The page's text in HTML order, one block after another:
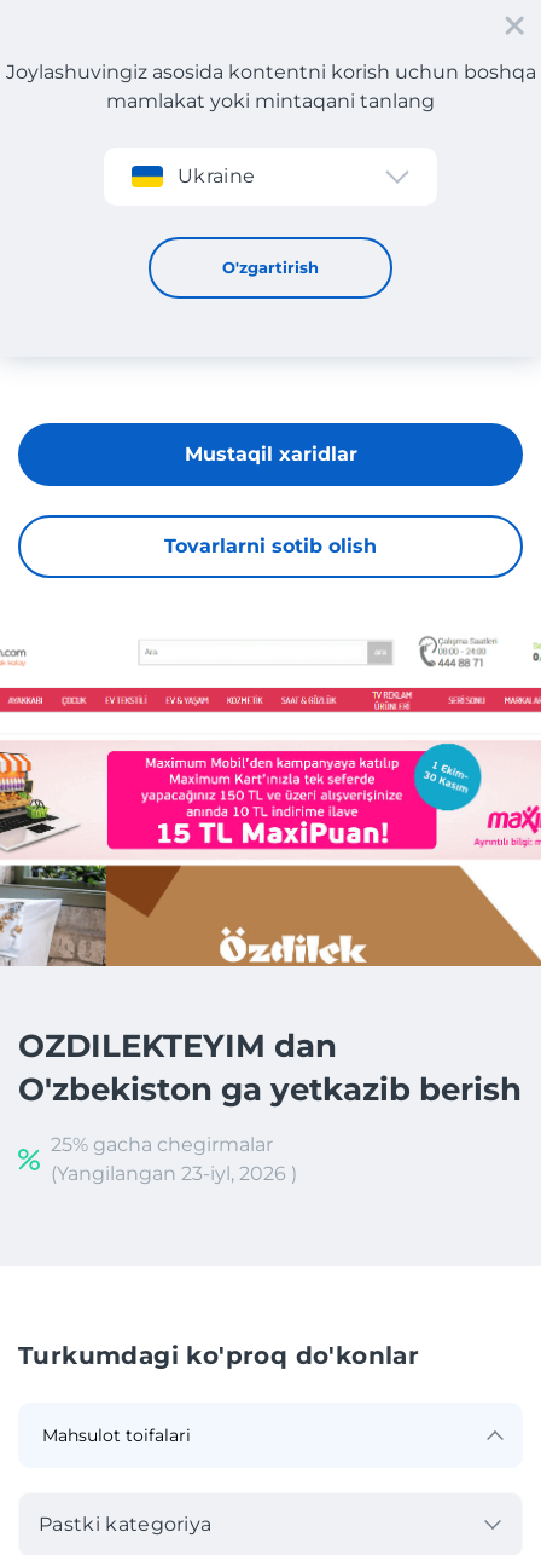
Roʻyxatdan oʻtish
Joylashuvingiz asosida kontentni korish uchun boshqa
mamlakat yoki mintaqani tanlang
Ukraine
O'zgartirish
OZDILEKTEYIM
Tovarlarni sotib olish
Mustaqil xaridlar
OZDILEKTEYIM dan
O'zbekiston ga yetkazib berish
25% gacha chegirmalar
(Yangilangan 23-iyl, 2026 )
Turkumdagi ko'proq do'konlar
Pastki kategoriya